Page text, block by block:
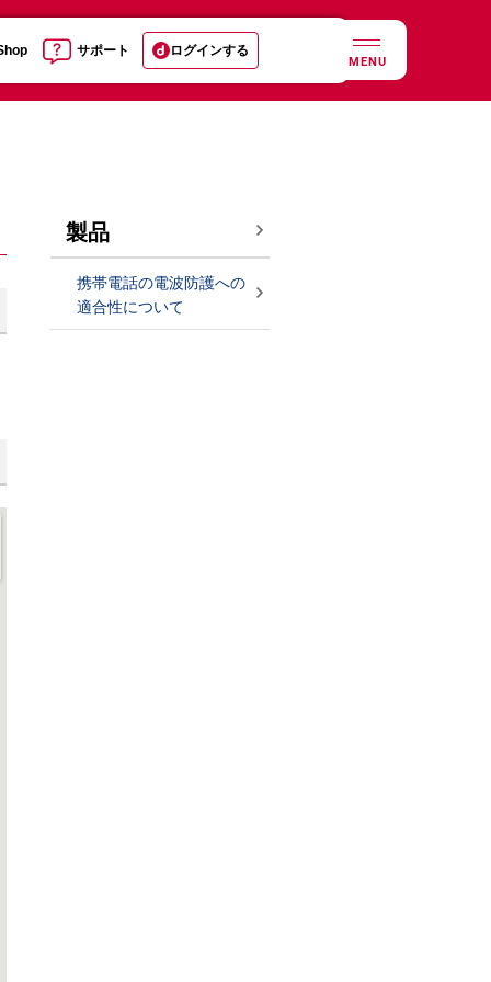
サポート ログインする
MENU
製品
携帯電話の電波防護への
適合性について